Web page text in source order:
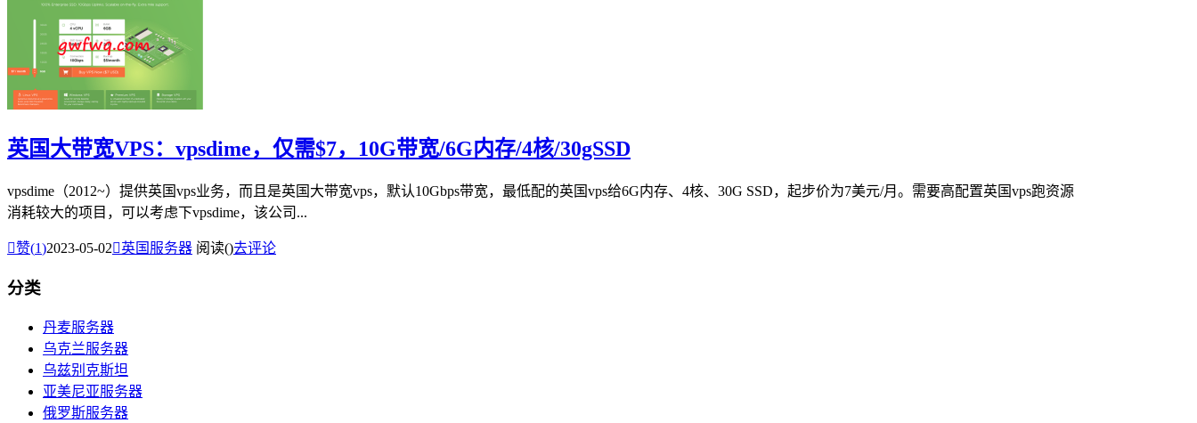
英国大带宽VPS：vpsdime，仅需$7，10G带宽/6G内存/4核/30gSSD
vpsdime（2012~）提供英国vps业务，而且是英国大带宽vps，默认10Gbps带宽，最低配的英国vps给6G内存、4核、30G SSD，起步价为7美元/月。需要高配置英国vps跑资源
消耗较大的项目，可以考虑下vpsdime，该公司...
赞(1)2023-05-02英国服务器 阅读()去评论
分类
丹麦服务器
乌克兰服务器
乌兹别克斯坦
亚美尼亚服务器
俄罗斯服务器